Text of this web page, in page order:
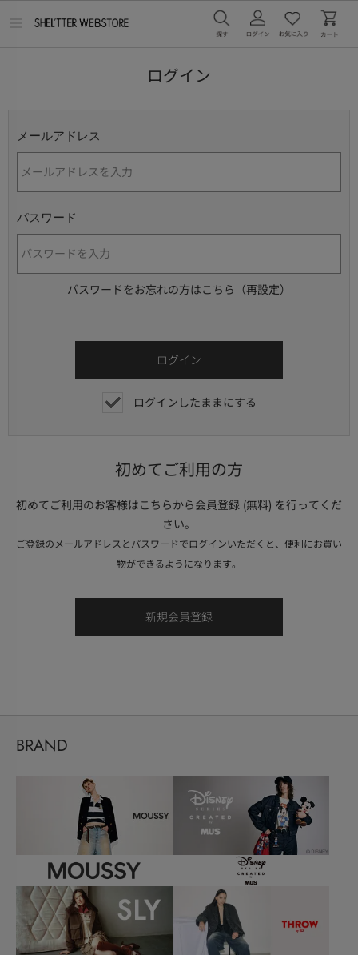
ログイン
メールアドレス
パスワード
パスワードをお忘れの方はこちら（再設定）
ログインしたままにする
初めてご利用の方
初めてご利用のお客様はこちらから会員登録 (無料) を行ってくだ
さい。
ご登録のメールアドレスとパスワードでログインいただくと、便利にお買い
物ができるようになります。
BRAND